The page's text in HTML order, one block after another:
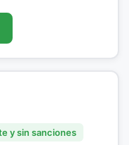
y sin sanciones